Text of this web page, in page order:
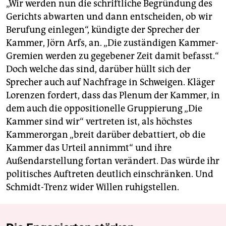
„Wir werden nun die schriftliche Begründung des
Gerichts abwarten und dann entscheiden, ob wir
Berufung einlegen“, kündigte der Sprecher der
Kammer, Jörn Arfs, an. „Die zuständigen Kammer-
Gremien werden zu gegebener Zeit damit befasst.“
Doch welche das sind, darüber hüllt sich der
Sprecher auch auf Nachfrage in Schweigen. Kläger
Lorenzen fordert, dass das Plenum der Kammer, in
dem auch die oppositionelle Gruppierung „Die
Kammer sind wir“ vertreten ist, als höchstes
Kammerorgan „breit darüber debattiert, ob die
Kammer das Urteil annimmt“ und ihre
Außendarstellung fortan verändert. Das würde ihr
politisches Auftreten deutlich einschränken. Und
Schmidt-Trenz wider Willen ruhigstellen.